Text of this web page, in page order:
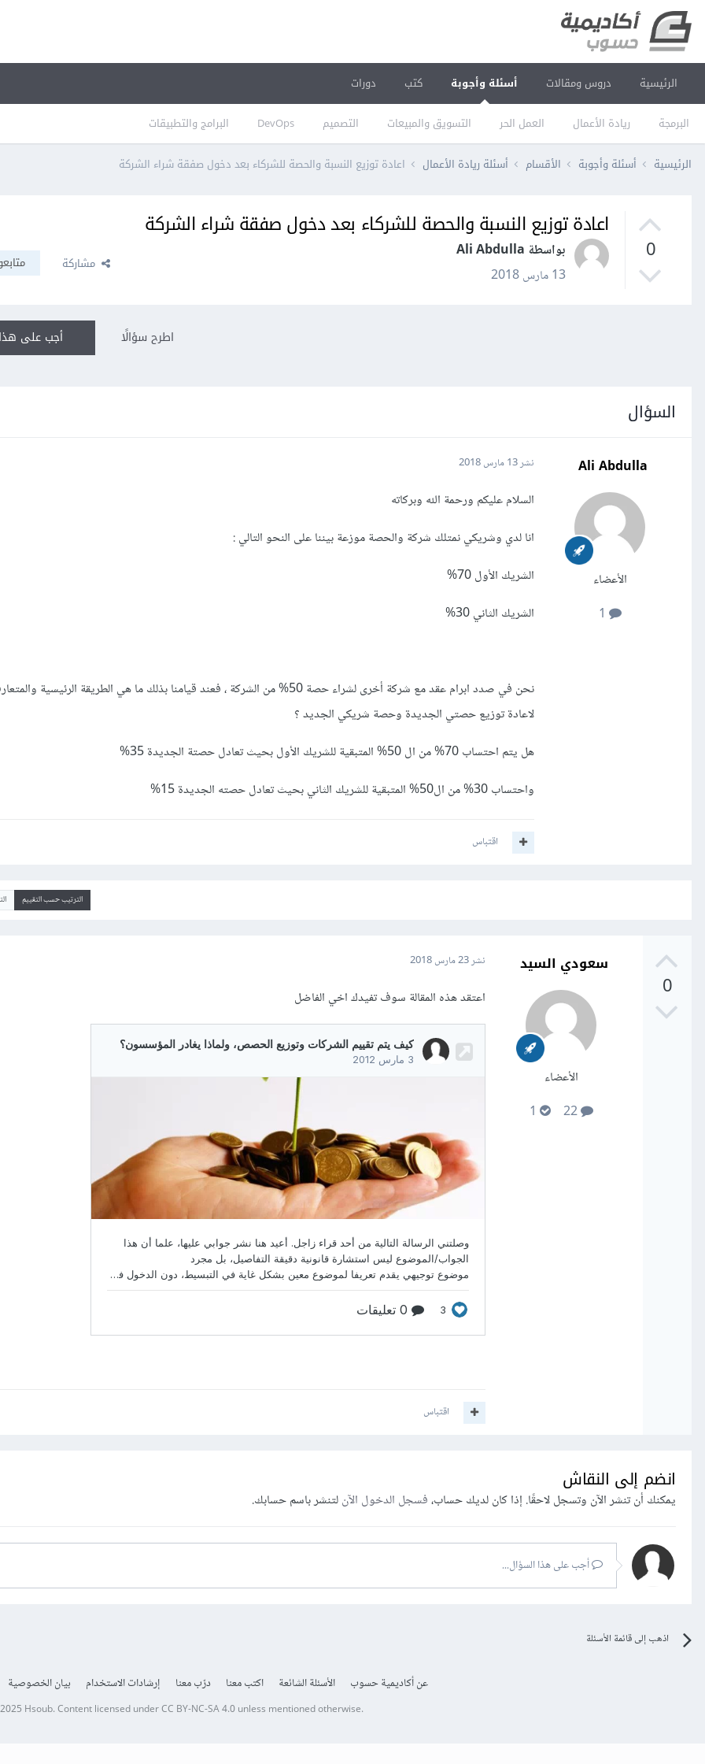
الرئيسية دروس ومقالات أسئلة وأجوبة
البرمجة ريادة الأعمال العمل الحر التسويق والمبيعات التصميم DevOps البرامج والتطبيقات
كتب دورات
الرئيسية أسئلة وأجوبة الأقسام أسئلة ريادة الأعمال اعادة توزيع النسبة والحصة للشركاء بعد دخول صفقة شراء الشركة
0
اعادة توزيع النسبة والحصة للشركاء بعد دخول صفقة شراء الشركة
بواسطة Ali Abdulla
13 مارس 2018
مشاركة
أجب على اطرح سؤالًا
السؤال
Ali Abdulla
الأعضاء
نشر13 مارس 2018
السلام عليكم ورحمة الله وبركاته
انا لدي وشريكي نمتلك شركة والحصة موزعة بيننا على النحو التالي :
الشريك الأول 70%
الشريك الثاني 30%
نحن في صدد ابرام عقد مع شركة أخرى لشراء حصة 50% من الشركة ، فعند قيامنا بذلك ما هي الطريقة الرئيسية
لاعادة توزيع حصتي الجديدة وحصة شريكي الجديد ؟
هل يتم احتساب 70% من ال 50% المتبقية للشريك الأول بحيث تعادل حصتة الجديدة 35%
واحتساب 30% من ال50% المتبقية للشريك الثاني بحيث تعادل حصته الجديدة 15%
اقتباس
الترتيب حسب التقييم
0
سعودي السيد
الأعضاء
22
نشر23 مارس 2018
اعتقد هذه المقالة سوف تفيدك اخي الفاضل
اقتباس
انضم إلى النقاش
يمكنك أن تنشر الآن وتسجل لاحقًا. إذا كان لديك حساب،فسجل الدخول الآنلتنشر باسم حسابك.
أجب على هذا السؤال...
اذهب إلى قائمة الأسئلة
عن أكاديمية حسوب الأسئلة الشائعة اكتب معنا درّب معنا إرشادات الاستخدام بيان الخصوصية
Hsoub.Content licensed underCC BY-NC-SA 4.0unless mentioned otherwise.